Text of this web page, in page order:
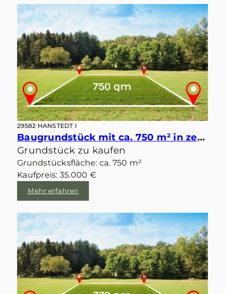
29582 HANSTEDT I
Baugrundstück mit ca. 750 m² in zentraler idyllischer Lage von Velgen
Grundstück zu kaufen
Grundstücksfläche: ca. 750 m²
Kaufpreis: 35.000 €
Mehr erfahren